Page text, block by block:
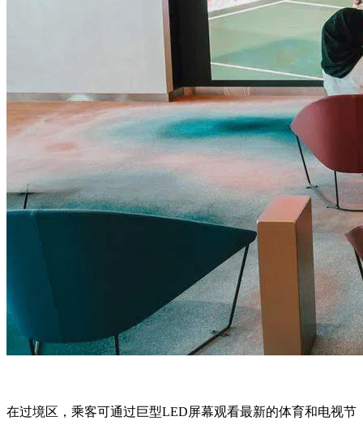
在过境区，乘客可通过巨型LED屏幕观看最新的体育和电视节